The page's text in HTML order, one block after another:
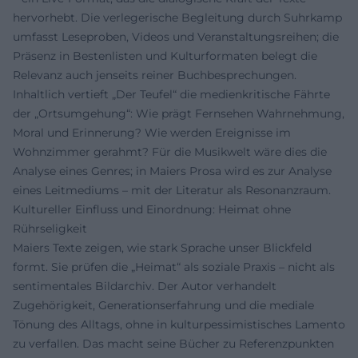
hervorhebt. Die verlegerische Begleitung durch Suhrkamp
umfasst Leseproben, Videos und Veranstaltungsreihen; die
Präsenz in Bestenlisten und Kulturformaten belegt die
Relevanz auch jenseits reiner Buchbesprechungen.
Inhaltlich vertieft „Der Teufel“ die medienkritische Fährte
der „Ortsumgehung“: Wie prägt Fernsehen Wahrnehmung,
Moral und Erinnerung? Wie werden Ereignisse im
Wohnzimmer gerahmt? Für die Musikwelt wäre dies die
Analyse eines Genres; in Maiers Prosa wird es zur Analyse
eines Leitmediums – mit der Literatur als Resonanzraum.
Kultureller Einfluss und Einordnung: Heimat ohne
Rührseligkeit
Maiers Texte zeigen, wie stark Sprache unser Blickfeld
formt. Sie prüfen die „Heimat“ als soziale Praxis – nicht als
sentimentales Bildarchiv. Der Autor verhandelt
Zugehörigkeit, Generationserfahrung und die mediale
Tönung des Alltags, ohne in kulturpessimistisches Lamento
zu verfallen. Das macht seine Bücher zu Referenzpunkten